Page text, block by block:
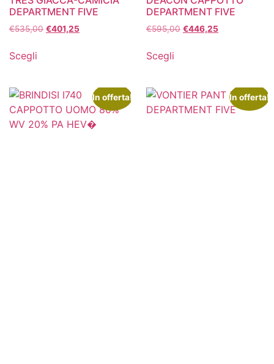
DEPARTMENT FIVE
€535,00 €401,25
Scegli
DEPARTMENT FIVE
€595,00 €446,25
Scegli
In offerta! In offerta!